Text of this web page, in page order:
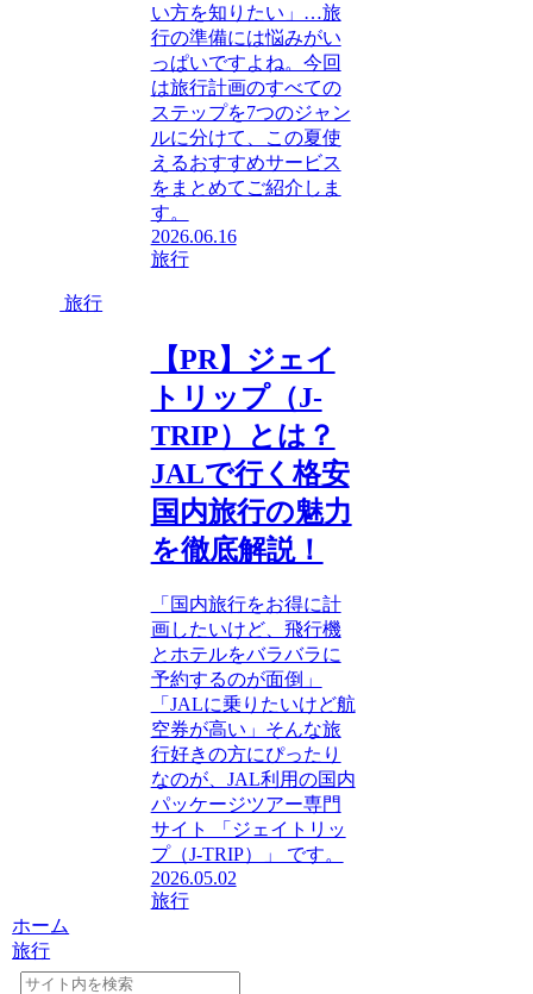
い方を知りたい」…旅
行の準備には悩みがい
っぱいですよね。今回
は旅行計画のすべての
ステップを7つのジャン
ルに分けて、この夏使
えるおすすめサービス
をまとめてご紹介しま
す。
2026.06.16
旅行
旅行
【PR】ジェイ
トリップ（J-
TRIP）とは？
JALで行く格安
国内旅行の魅力
を徹底解説！
「国内旅行をお得に計
画したいけど、飛行機
とホテルをバラバラに
予約するのが面倒」
「JALに乗りたいけど航
空券が高い」そんな旅
行好きの方にぴったり
なのが、JAL利用の国内
パッケージツアー専門
サイト 「ジェイトリッ
プ（J-TRIP）」 です。
2026.05.02
旅行
ホーム
旅行